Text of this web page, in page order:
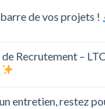
barre de vos projets !
Recrutement –
entretien, restez